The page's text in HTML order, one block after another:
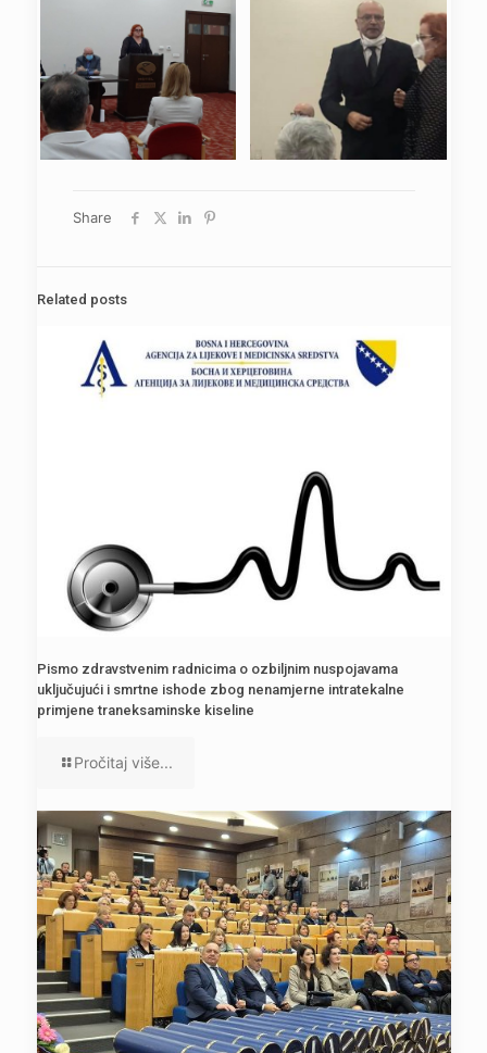
Share
Related posts
Pismo zdravstvenim radnicima o ozbiljnim nuspojavama
uključujući i smrtne ishode zbog nenamjerne intratekalne
primjene traneksaminske kiseline
Pročitaj više...